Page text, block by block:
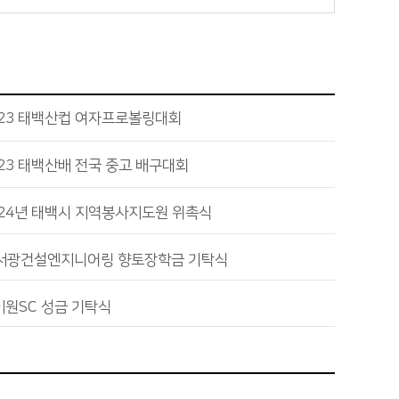
태백산컵 여자프로볼링대회
태백산배 전국 중고 배구대회
년 태백시 지역봉사지도원 위촉식
광건설엔지니어링 향토장학금 기탁식
원SC 성금 기탁식